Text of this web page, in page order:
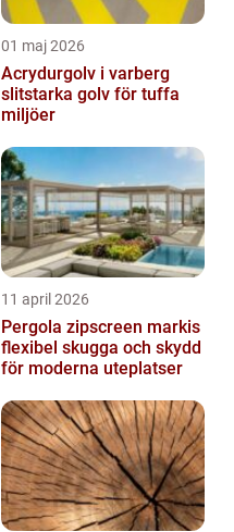
01 maj 2026
Acrydurgolv i varberg
slitstarka golv för tuffa
miljöer
11 april 2026
Pergola zipscreen markis
flexibel skugga och skydd
för moderna uteplatser